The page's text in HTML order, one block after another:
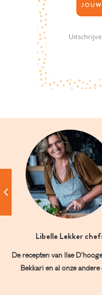
Libelle Lekker
De recepten van Ilse
Bekkari en al onze andere